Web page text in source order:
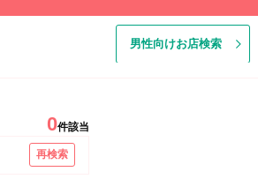
男性向けお店検索
0件該当
再検索